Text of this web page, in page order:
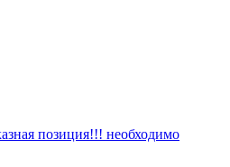
позиция!!! необходимо